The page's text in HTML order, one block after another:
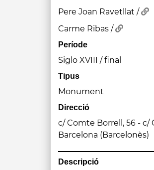
Pere Joan Ravetllat /
Carme Ribas /
Període
Siglo XVIII / final
Tipus
Monument
Direcció
c/ Comte Borrell, 56 - c/
Barcelona (Barcelonès)
Descripció